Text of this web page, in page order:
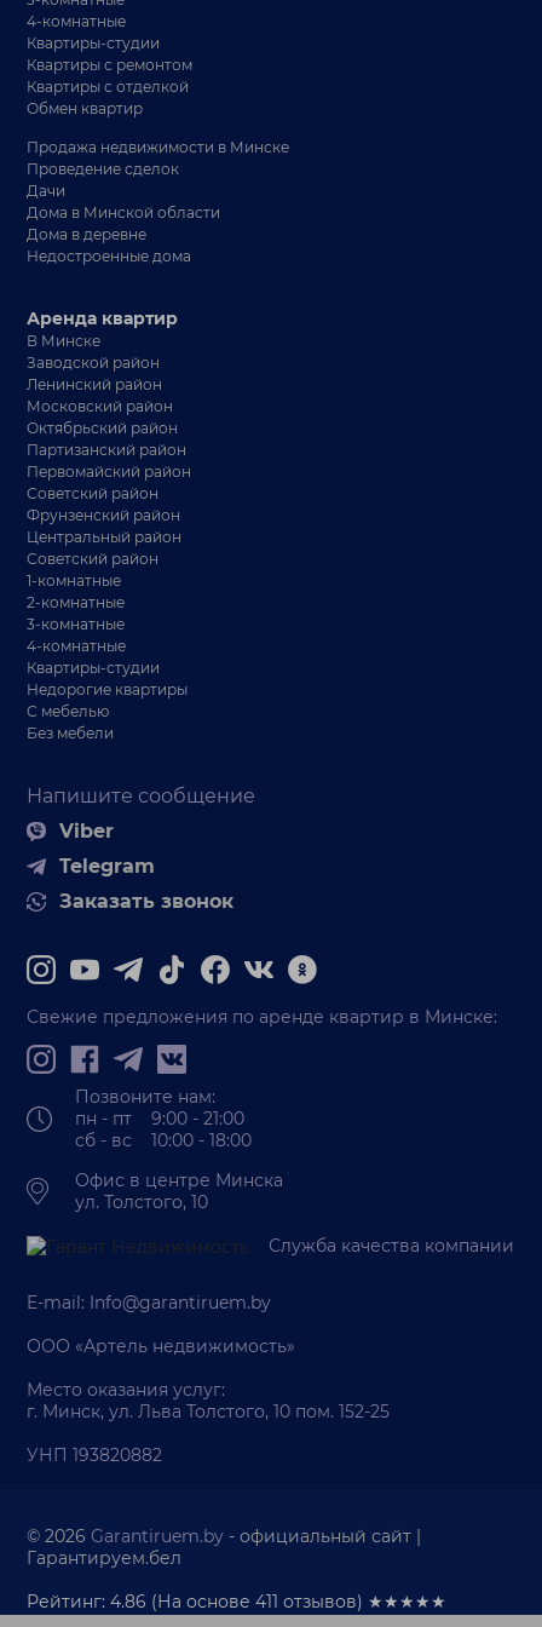
4-комнатные
Квартиры-студии
Квартиры с ремонтом
Квартиры с отделкой
Обмен квартир
Продажа недвижимости в Минске
Проведение сделок
Дачи
Дома в Минской области
Дома в деревне
Недостроенные дома
Напишите сообщение
Viber
Telegram
Заказать звонок
Аренда квартир
В Минске
Заводской район
Ленинский район
Московский район
Октябрьский район
Партизанский район
Первомайский район
Советский район
Фрунзенский район
Центральный район
Советский район
1-комнатные
2-комнатные
3-комнатные
4-комнатные
Квартиры-студии
Недорогие квартиры
С мебелью
Без мебели
Свежие предложения по аренде квартир в Минске:
Позвоните нам:
пн - пт 9:00 - 21:00
сб - вс 10:00 - 18:00
Офис в центре Минска
ул. Толстого, 10
Служба качества компании
E-mail: Info@garantiruem.by
ООО «Артель недвижимость»
Место оказания услуг:
г. Минск, ул. Льва Толстого, 10 пом. 152-25
УНП 193820882
© 2026Garantiruem.by - официальный сайт |
Гарантируем.бел
Рейтинг: 4.86 (На основе411 отзывов) ★★★★★